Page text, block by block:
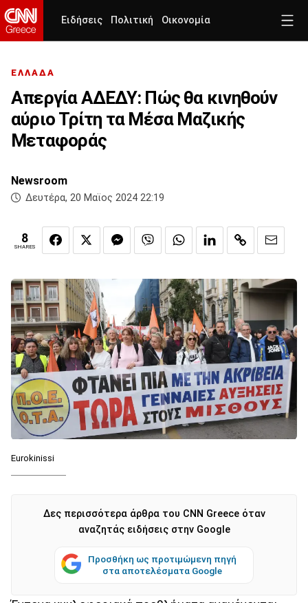
Ειδήσεις Πολιτική Οικονομία
ΕΛΛΑΔΑ
Απεργία ΑΔΕΔΥ: Πώς θα κινηθούν
αύριο Τρίτη τα Μέσα Μαζικής
Μεταφοράς
Newsroom
Δευτέρα, 20 Μαϊος 2024 22:19
8
SHARES
Eurokinissi
Δες περισσότερα άρθρα του CNN Greece όταν
αναζητάς ειδήσεις στην Google
Προσθήκη ως προτιμώμενη πηγή
στα αποτελέσματα Google